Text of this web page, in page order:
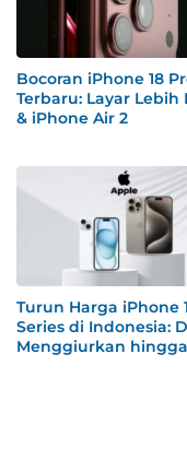
Bocoran iPhone 18
Terbaru: Layar Lebih
& iPhone Air 2
Turun Harga iPhone
Series di Indonesia:
Menggiurkan